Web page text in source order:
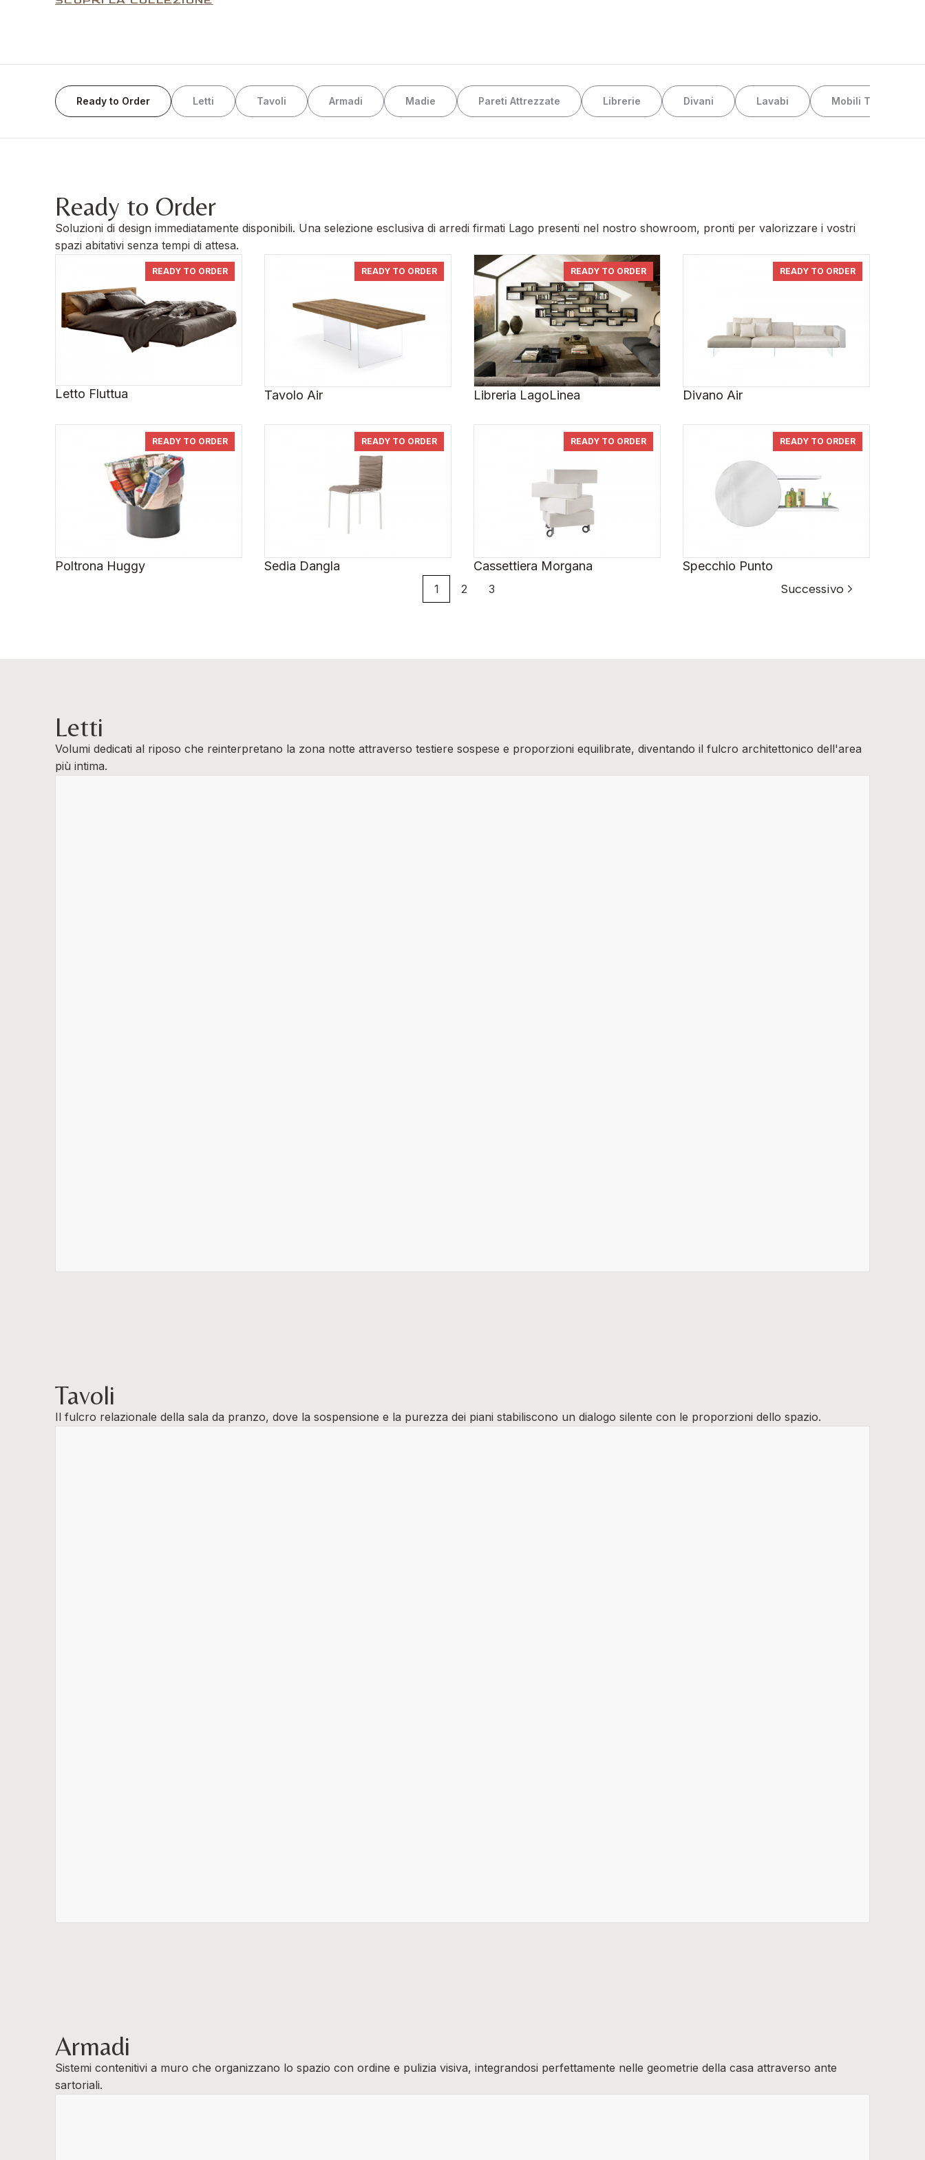
Ready to Order Letti Tavoli Armadi Madie Pareti Attrezzate Librerie Divani Lavabi Mobili Tv
Ready to Order
Soluzioni di design immediatamente disponibili. Una selezione esclusiva di arredi firmati Lago presenti nel nostro showroom, pronti per valorizzare i vostri
spazi abitativi senza tempi di attesa.
READY TO ORDER
Letto Fluttua
READY TO ORDER
Tavolo Air
READY TO ORDER
Libreria LagoLinea
READY TO ORDER
Divano Air
READY TO ORDER
Poltrona Huggy
READY TO ORDER
Sedia Dangla
READY TO ORDER
Cassettiera Morgana
READY TO ORDER
Specchio Punto
1 2 3 Successivo
Letti
Volumi dedicati al riposo che reinterpretano la zona notte attraverso testiere sospese e proporzioni equilibrate, diventando il fulcro architettonico dell'area
più intima.
Tavoli
Il fulcro relazionale della sala da pranzo, dove la sospensione e la purezza dei piani stabiliscono un dialogo silente con le proporzioni dello spazio.
Armadi
Sistemi contenitivi a muro che organizzano lo spazio con ordine e pulizia visiva, integrandosi perfettamente nelle geometrie della casa attraverso ante
sartoriali.